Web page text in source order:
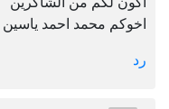
اخوكم محمد احمد ياسين
رد